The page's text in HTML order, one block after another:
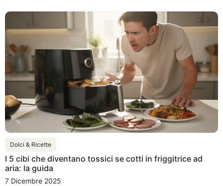
Dolci & Ricette
I 5 cibi che diventano tossici se cotti in friggitrice ad
aria: la guida
7 Dicembre 2025